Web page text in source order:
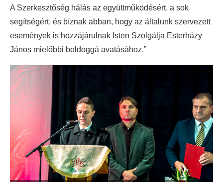
A Szerkesztőség hálás az együttműködésért, a sok
segítségért, és bíznak abban, hogy az általunk szervezett
események is hozzájárulnak Isten Szolgálja Esterházy
János mielőbbi boldoggá avatásához.”